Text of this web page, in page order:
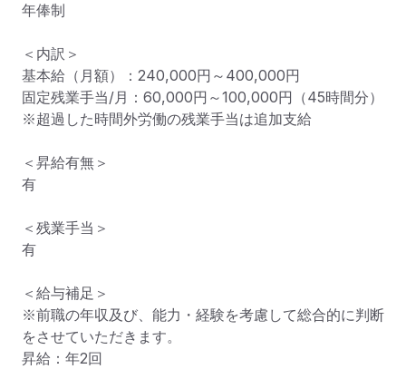
年俸制
＜内訳＞
基本給（月額）：240,000円～400,000円
固定残業手当/月：60,000円～100,000円（45時間分）
※超過した時間外労働の残業手当は追加支給
＜昇給有無＞
有
＜残業手当＞
有
＜給与補足＞
※前職の年収及び、能力・経験を考慮して総合的に判断
をさせていただきます。
昇給：年2回